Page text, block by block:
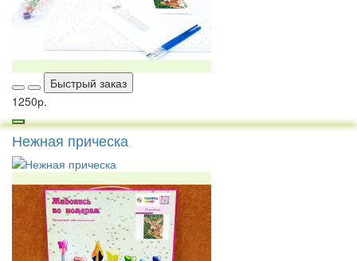
Быстрый заказ
1250р.
Нежная прическа